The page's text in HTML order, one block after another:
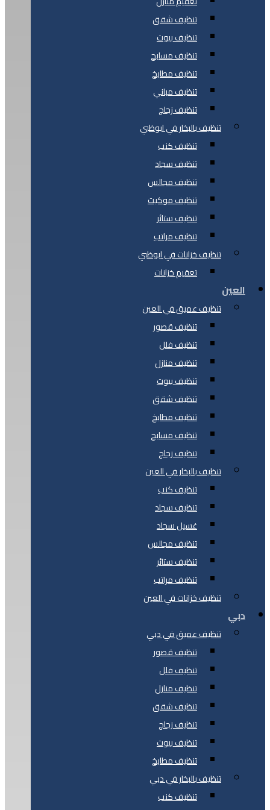
تنظيف شقق
تنظيف بيوت
تنظيف مسابح
تنظيف مطابخ
تنظيف مباني
تنظيف زجاج
تنظيف بالبخار في ابوظبي
تنظيف كنب
تنظيف سجاد
تنظيف مجالس
تنظيف موكيت
تنظيف ستائر
تنظيف مراتب
تنظيف خزانات في ابوظبي
تعقيم خزانات
العين
تنظيف عميق في العين
تنظيف قصور
تنظيف فلل
تنظيف منازل
تنظيف بيوت
تنظيف شقق
تنظيف مطابخ
تنظيف مسابح
تنظيف زجاج
تنظيف بالبخار في العين
تنظيف كنب
تنظيف سجاد
غسيل سجاد
تنظيف مجالس
تنظيف ستائر
تنظيف مراتب
تنظيف خزانات في العين
دبي
تنظيف عميق في دبي
تنظيف قصور
تنظيف فلل
تنظيف منازل
تنظيف شقق
تنظيف زجاج
تنظيف بيوت
تنظيف مطابخ
تنظيف بالبخار في دبي
تنظيف كنب